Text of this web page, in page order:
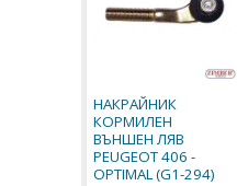
НАКРАЙНИК
КОРМИЛЕН
ВЪНШЕН ЛЯВ
PEUGEOT 406 -
OPTIMAL (G1-294)